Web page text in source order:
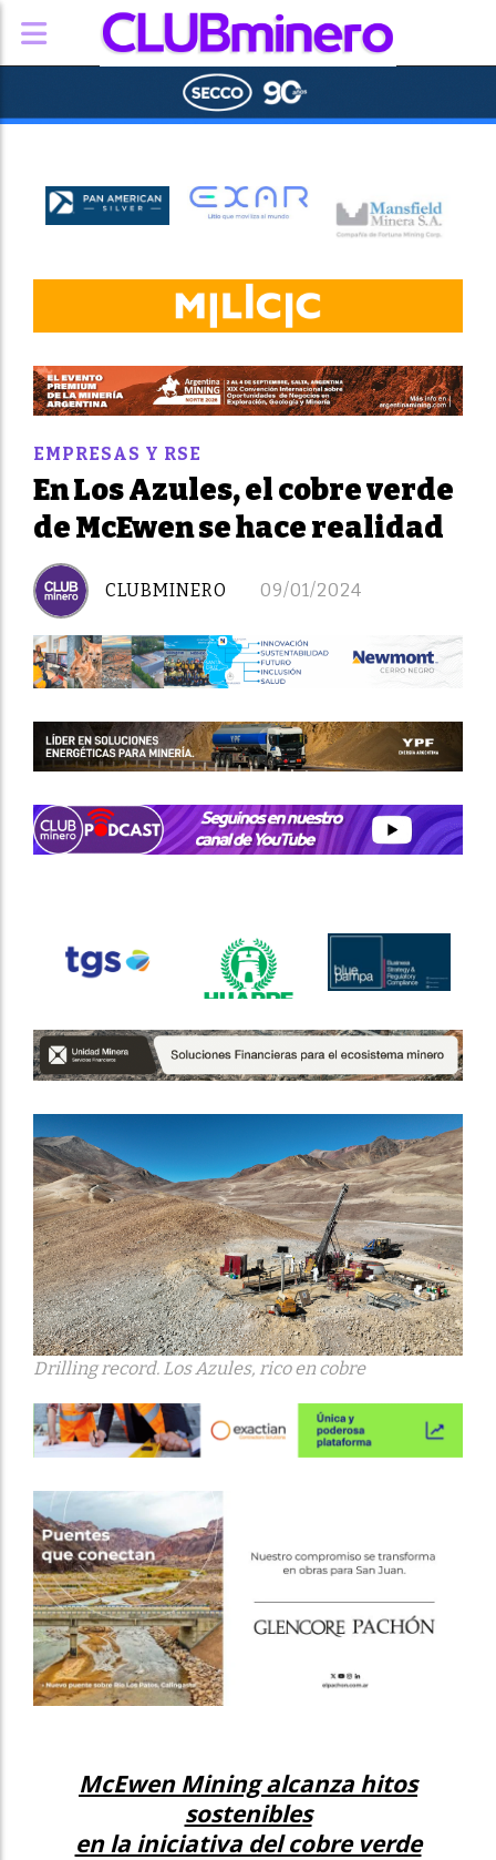
En Los Azules, el cobre verde
de McEwen se hace realidad
EMPRESAS Y RSE
09/01/2024
CLUBMINERO
Drilling record. Los Azules, rico en cobre
McEwen Mining alcanza hitos
sostenibles
en la iniciativa del cobre verde